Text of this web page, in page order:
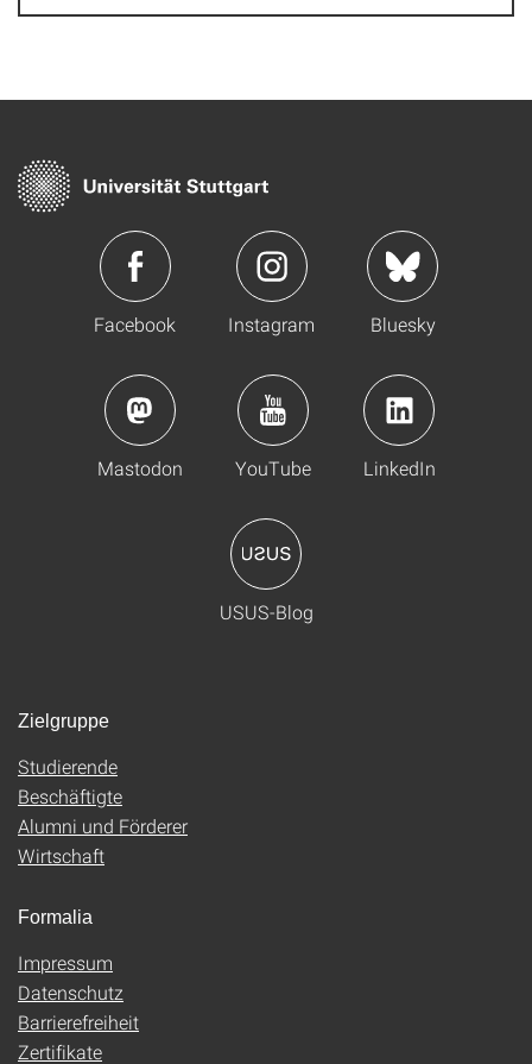
Facebook Instagram Bluesky
Mastodon YouTube LinkedIn
USUS-Blog
Zielgruppe
Studierende
Beschäftigte
Alumni und Förderer
Wirtschaft
Formalia
Impressum
Datenschutz
Barrierefreiheit
Zertifikate